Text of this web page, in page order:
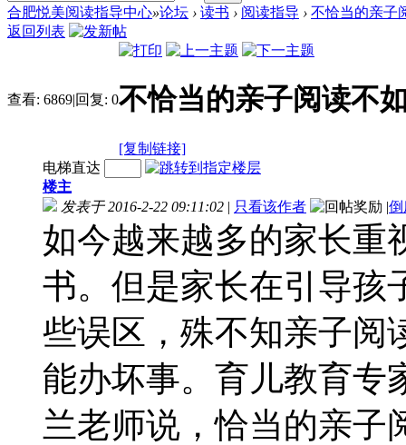
合肥悦美阅读指导中心»论坛 › 读书 › 阅读指导 › 不恰当的亲子
返回列表
查看: 6869|回复: 0不恰当的亲子阅读不
[复制链接]
电梯直达
楼主
发表于 2016-2-22 09:11:02 | 只看该作者 |倒
如今越来越多的家长重
书。但是家长在引导孩
些误区，殊不知亲子阅
能办坏事。育儿教育专
兰老师说，恰当的亲子